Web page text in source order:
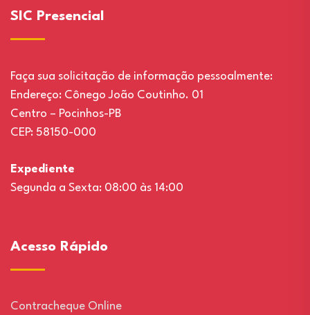
SIC Presencial
Faça sua solicitação de informação pessoalmente:
Endereço: Cônego João Coutinho. 01
Centro – Pocinhos-PB
CEP: 58150-000
Expediente
Segunda a Sexta: 08:00 às 14:00
Acesso Rápido
Contracheque Online